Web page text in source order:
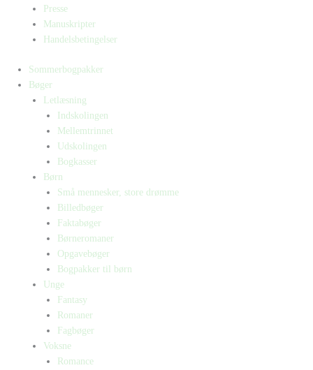
Presse
Manuskripter
Handelsbetingelser
Sommerbogpakker
Bøger
Letlæsning
Indskolingen
Mellemtrinnet
Udskolingen
Bogkasser
Børn
Små mennesker, store drømme
Billedbøger
Faktabøger
Børneromaner
Opgavebøger
Bogpakker til børn
Unge
Fantasy
Romaner
Fagbøger
Voksne
Romance